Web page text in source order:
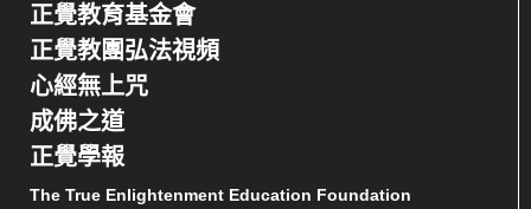
正覺教育基金會
正覺教團弘法視頻
心經無上咒
成佛之道
正覺學報
The True Enlightenment Education Foundation